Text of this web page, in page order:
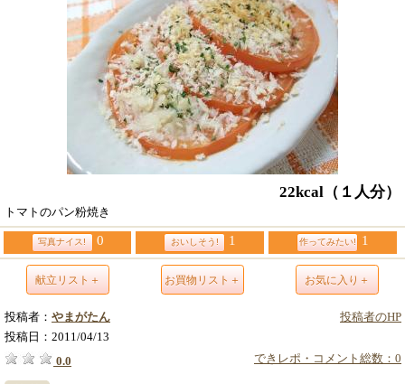
22kcal （１人分）
トマトのパン粉焼き
写真ナイス! 0 おいしそう! 1 作ってみたい! 1
献立リスト＋ お買物リスト＋ お気に入り＋
投稿者のHP
投稿者： やまがたん
投稿日： 2011/04/13
できレポ・コメント総数：0
0.0